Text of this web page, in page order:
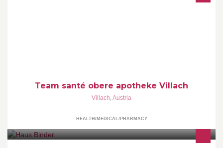
Team santé obere apotheke Villach
Villach,Austria
HEALTH/MEDICAL/PHARMACY